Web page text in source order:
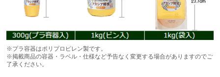
※プラ容器はポリプロピレン製です。
※掲載商品の容器・ラベル・仕様など予告なく変更する場合がありますのでご
了承ください。